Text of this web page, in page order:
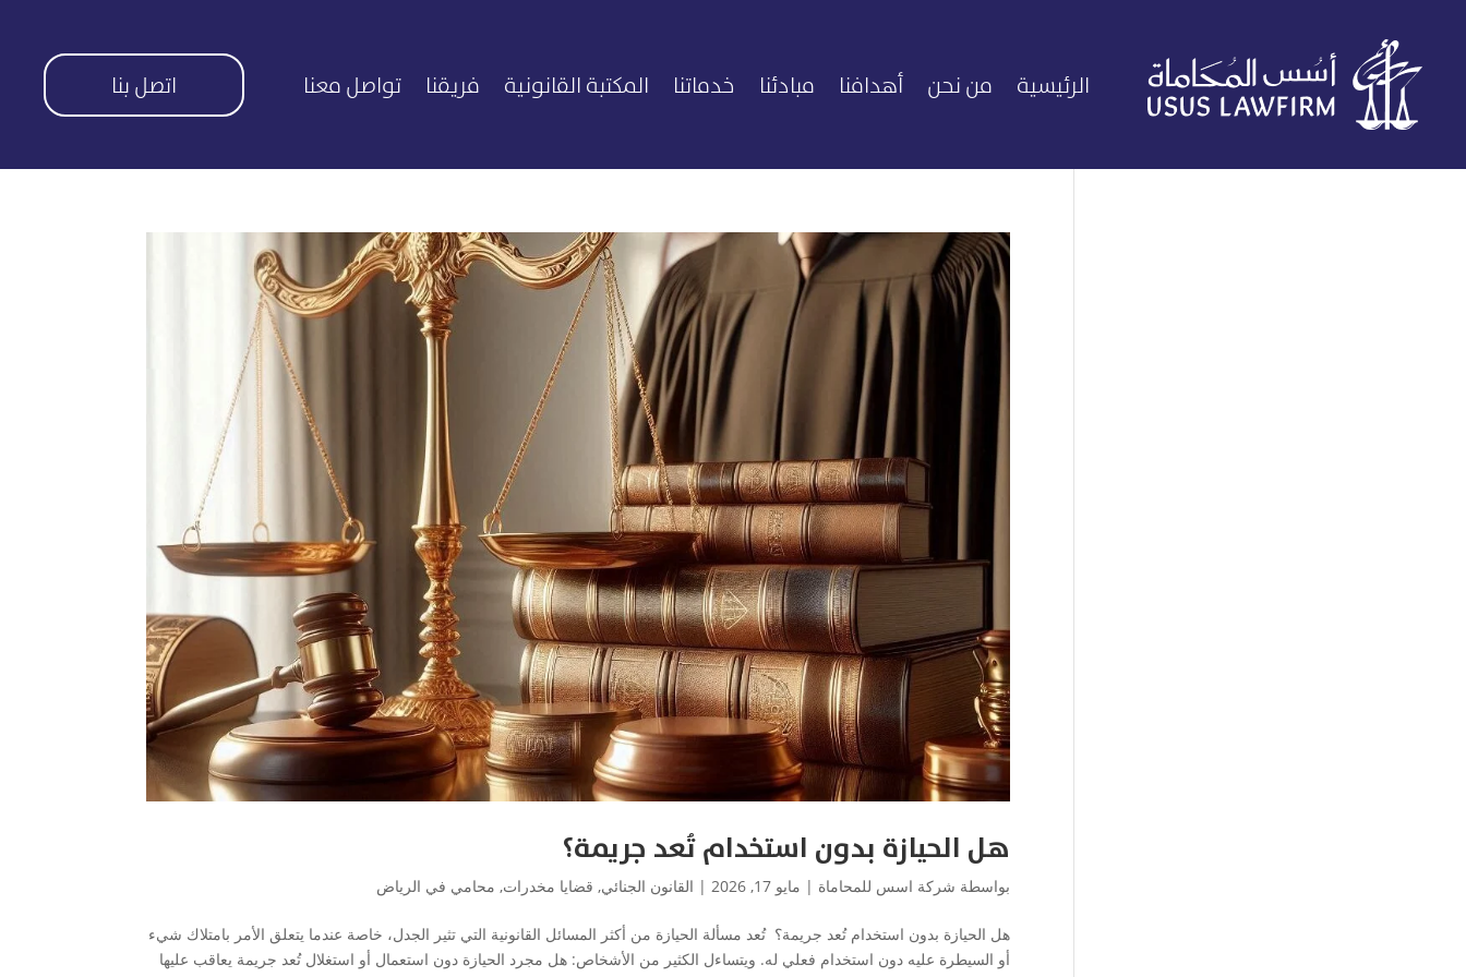
الرئيسية من نحن أهدافنا مبادئنا خدماتنا المكتبة القانونية فريقنا تواصل معنا اتصل بنا
هل الحيازة بدون استخدام تُعد جريمة؟
بواسطة شركة اسس للمحاماة | مايو 17, 2026 | القانون الجنائي, قضايا مخدرات, محامي في الرياض
هل الحيازة بدون استخدام تُعد جريمة؟ تُعد مسألة الحيازة من أكثر المسائل القانونية التي تثير الجدل، خاصة عندما يتعلق الأمر بامتلاك شيء
أو السيطرة عليه دون استخدام فعلي له. ويتساءل الكثير من الأشخاص: هل مجرد الحيازة دون استعمال أو استغلال تُعد جريمة يعاقب عليها